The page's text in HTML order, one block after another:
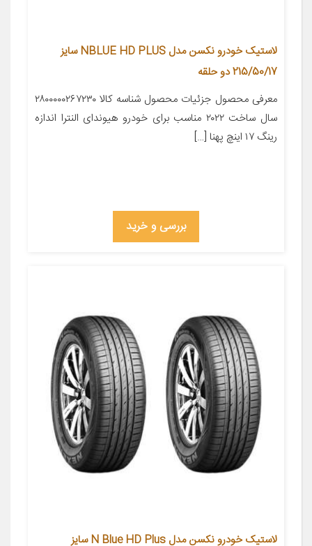
لاستیک خودرو نکسن مدل NBLUE HD PLUS سایز
215/50/17 دو حلقه
معرفی محصول جزئیات محصول شناسه کالا ۲۸۰۰۰۰۰۲۶۷۲۳۰
سال ساخت ۲۰۲۲ مناسب برای خودرو هیوندای النترا اندازه
رینگ ۱۷ اینچ پهنا […]
بررسی و خرید
لاستیک خودرو نکسن مدل N Blue HD Plus سایز